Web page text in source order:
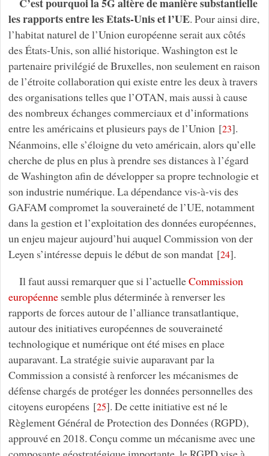
les rapports entre les Etats-Unis et l’UE. Pour ainsi dire,
l’habitat naturel de l’Union européenne serait aux côtés
des États-Unis, son allié historique. Washington est le
partenaire privilégié de Bruxelles, non seulement en raison
de l’étroite collaboration qui existe entre les deux à travers
des organisations telles que l’OTAN, mais aussi à cause
des nombreux échanges commerciaux et d’informations
entre les américains et plusieurs pays de l’Union[23].
Néanmoins, elle s’éloigne du veto américain, alors qu’elle
cherche de plus en plus à prendre ses distances à l’égard
de Washington afin de développer sa propre technologie et
son industrie numérique. La dépendance vis-à-vis des
GAFAM compromet la souveraineté de l’UE, notamment
dans la gestion et l’exploitation des données européennes,
un enjeu majeur aujourd’hui auquel Commission von der
Leyen s’intéresse depuis le début de son mandat[24].
Il faut aussi remarquer que si l’actuelleCommission
européennesemble plus déterminée à renverser les
rapports de forces autour de l’alliance transatlantique,
autour des initiatives européennes de souveraineté
technologique et numérique ont été mises en place
auparavant. La stratégie suivie auparavant par la
Commission a consisté à renforcer les mécanismes de
défense chargés de protéger les données personnelles des
citoyens européens [25]. De cette initiative est né le
Règlement Général de Protection des Données (RGPD),
approuvé en 2018. Conçu comme un mécanisme avec une